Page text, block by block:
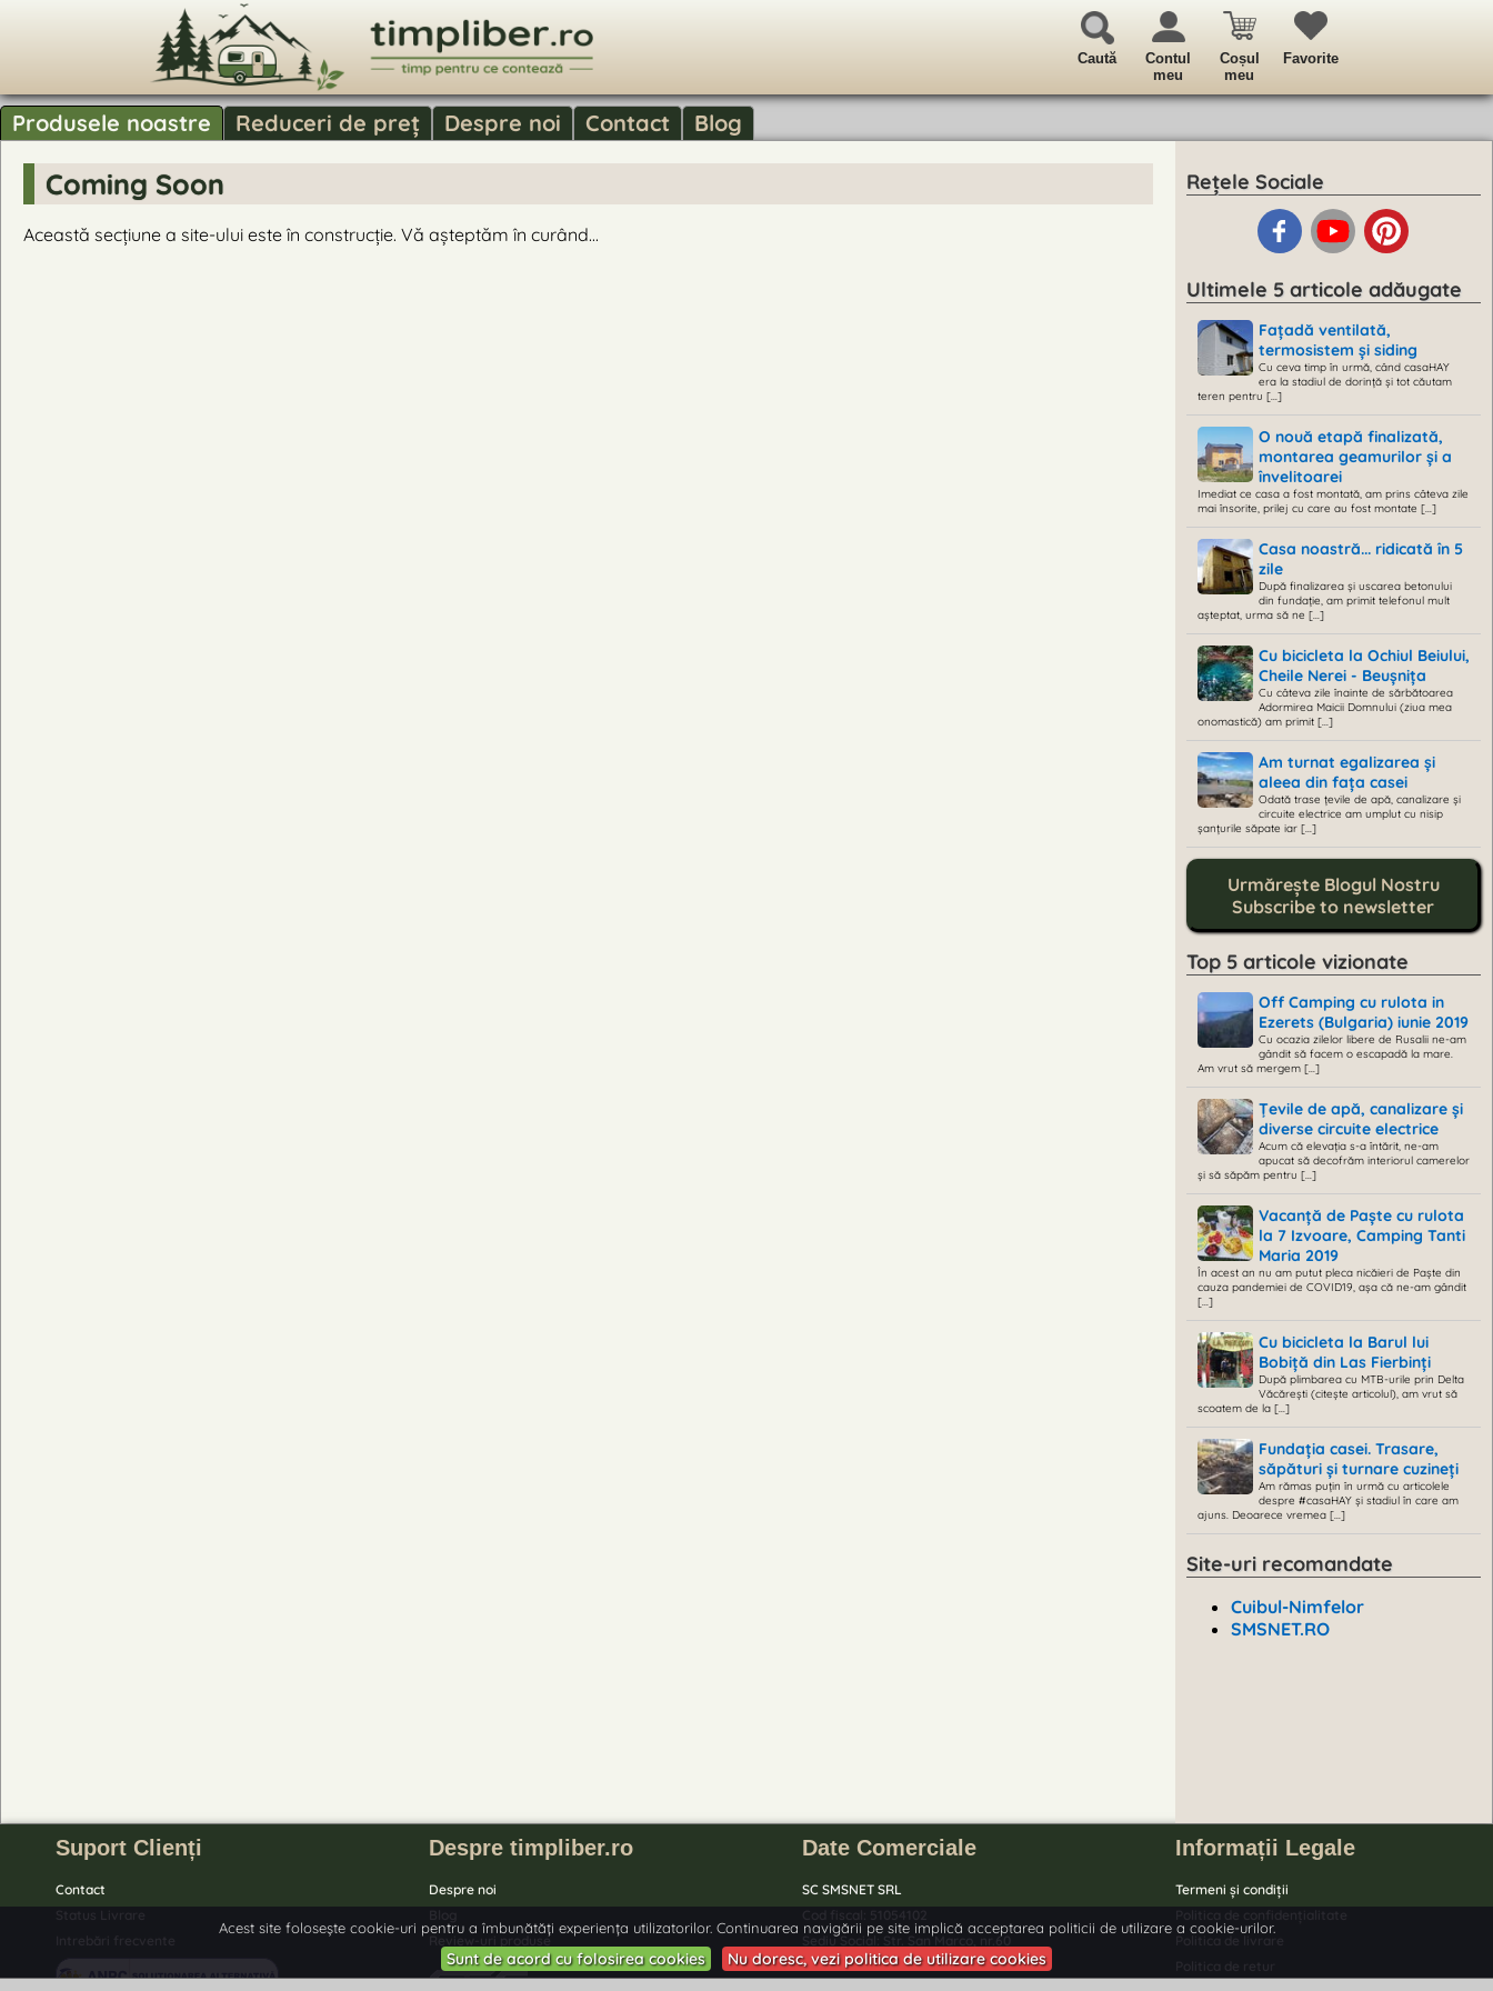
Caută
Contul
meu
Coșul
meu
Favorite
Produsele noastre Reduceri de preț Despre noi Contact Blog
Coming Soon
Această secțiune a site-ului este în construcție. Vă așteptăm în curând...
Rețele Sociale
Ultimele 5 articole adăugate
Fațadă ventilată,
termosistem și siding
Cu ceva timp în urmă, când casaHAY
era la stadiul de dorință și tot căutam
teren pentru [...]
O nouă etapă finalizată,
montarea geamurilor și a
învelitoarei
Imediat ce casa a fost montată, am prins câteva zile
mai însorite, prilej cu care au fost montate [...]
Casa noastră... ridicată în 5
zile
După finalizarea și uscarea betonului
din fundație, am primit telefonul mult
așteptat, urma să ne [...]
Cu bicicleta la Ochiul Beiului,
Cheile Nerei - Beușnița
Cu câteva zile înainte de sărbătoarea
Adormirea Maicii Domnului (ziua mea
onomastică) am primit [...]
Am turnat egalizarea și
aleea din fața casei
Odată trase țevile de apă, canalizare și
circuite electrice am umplut cu nisip
șanțurile săpate iar [...]
Urmărește Blogul Nostru
Subscribe to newsletter
Top 5 articole vizionate
Off Camping cu rulota in
Ezerets (Bulgaria) iunie 2019
Cu ocazia zilelor libere de Rusalii ne-am
gândit să facem o escapadă la mare.
Am vrut să mergem [...]
Țevile de apă, canalizare și
diverse circuite electrice
Acum că elevația s-a întărit, ne-am
apucat să decofrăm interiorul camerelor
și să săpăm pentru [...]
Vacanță de Paște cu rulota
la 7 Izvoare, Camping Tanti
Maria 2019
În acest an nu am putut pleca nicăieri de Paște din
cauza pandemiei de COVID19, așa că ne-am gândit
[...]
Cu bicicleta la Barul lui
Bobiță din Las Fierbinți
După plimbarea cu MTB-urile prin Delta
Văcărești (citește articolul), am vrut să
scoatem de la [...]
Fundația casei. Trasare,
săpături și turnare cuzineți
Am rămas puțin în urmă cu articolele
despre #casaHAY și stadiul în care am
ajuns. Deoarece vremea [...]
Site-uri recomandate
Cuibul-Nimfelor
SMSNET.RO
Suport Clienți
Contact
Despre timpliber.ro
Despre noi
Review-uri produse
Date Comerciale
SC SMSNET SRL
Sediu Social: Str. San Marco, nr.60
Tunari, Ilfov
Telefon: 0750 210 015
Informații Legale
Termeni și condiții
Acest site folosește cookie-uri pentru a îmbunătăți experiența utilizatorilor. Continuarea navigării pe site implică acceptarea politicii de utilizare a cookie-urilor.
Sunt de acord cu folosirea cookies Nu doresc, vezi politica de utilizare cookies